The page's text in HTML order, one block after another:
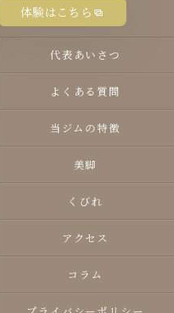
体験はこちら
代表あいさつ
よくある質問
当ジムの特徴
美脚
くびれ
アクセス
コラム